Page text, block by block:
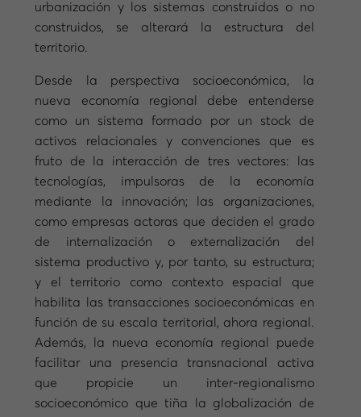
urbanización y los sistemas construidos o no
construidos, se alterará la estructura del
territorio.
Desde la perspectiva socioeconómica, la
nueva economía regional debe entenderse
como un sistema formado por un stock de
activos relacionales y convenciones que es
fruto de la interacción de tres vectores: las
tecnologías, impulsoras de la economía
mediante la innovación; las organizaciones,
como empresas actoras que deciden el grado
de internalización o externalización del
sistema productivo y, por tanto, su estructura;
y el territorio como contexto espacial que
habilita las transacciones socioeconómicas en
función de su escala territorial, ahora regional.
Además, la nueva economía regional puede
facilitar una presencia transnacional activa
que propicie un inter-regionalismo
socioeconómico que tiña la globalización de